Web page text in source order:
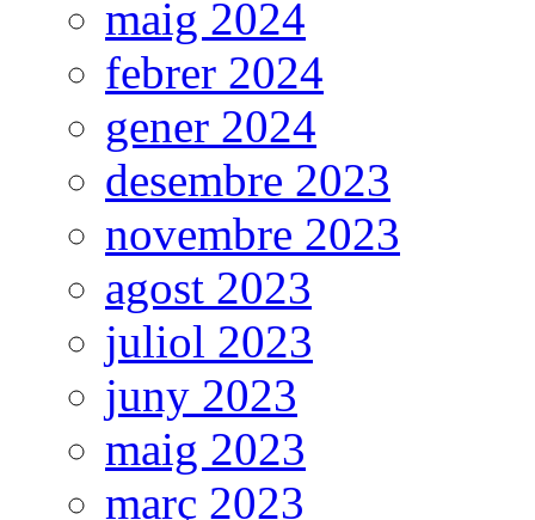
maig 2024
febrer 2024
gener 2024
desembre 2023
novembre 2023
agost 2023
juliol 2023
juny 2023
maig 2023
març 2023